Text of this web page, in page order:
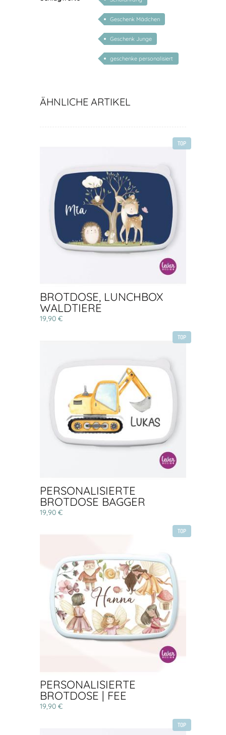
Geschenk Mädchen
Geschenk Junge
geschenke personalisiert
ÄHNLICHE ARTIKEL
TOP
BROTDOSE, LUNCHBOX
WALDTIERE
19,90 €
TOP
PERSONALISIERTE
BROTDOSE BAGGER
19,90 €
TOP
PERSONALISIERTE
BROTDOSE | FEE
19,90 €
TOP